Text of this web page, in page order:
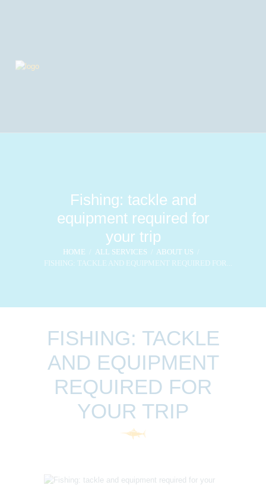
Fishing: tackle and
equipment required for
your trip
HOME ALL SERVICES
ABOUT US
FISHING: TACKLE AND EQUIPMENT REQUIRED FOR...
FISHING: TACKLE
AND EQUIPMENT
REQUIRED FOR
YOUR TRIP